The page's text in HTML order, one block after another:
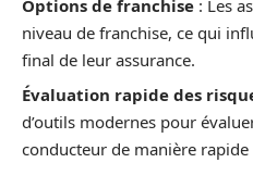
Options de franchise : Les
niveau de franchise, ce qui
final de leur assurance.
Évaluation rapide des
d’outils modernes pour
conducteur de manière rapide